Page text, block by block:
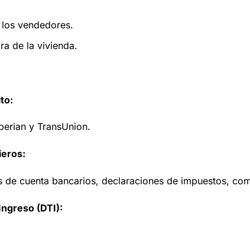
vendedores.
de la vivienda.
y TransUnion.
de cuenta bancarios, declaraciones de impuestos,
(DTI):